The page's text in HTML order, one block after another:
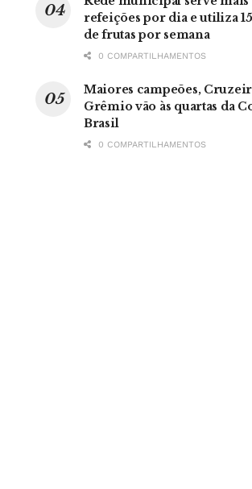
refeições por dia e utiliza
de frutas por semana
0 COMPARTILHAMENTOS
Maiores campeões,
Grêmio vão às quartas da
Brasil
0 COMPARTILHAMENTOS